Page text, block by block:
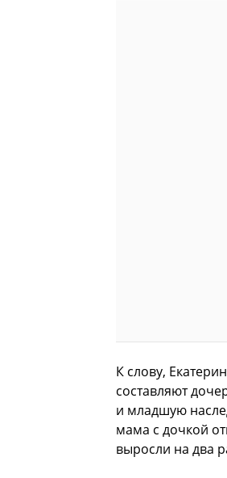
К слову,
составляют
и младшую
мама с дочкой
выросли на два